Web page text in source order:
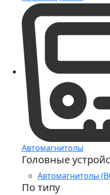
Автомагнитолы
Головные
Автомагнитолы
По типу